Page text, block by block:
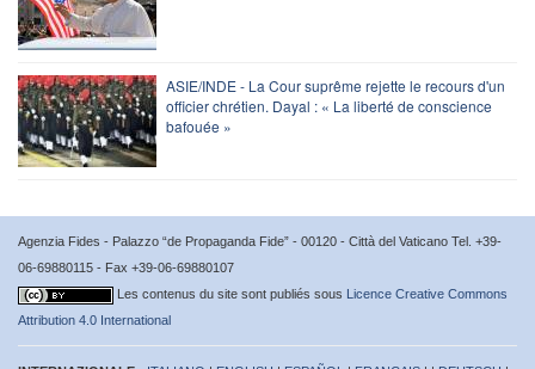
ASIE/INDE - La Cour suprême rejette le recours d'un
officier chrétien. Dayal : « La liberté de conscience
bafouée »
Agenzia Fides - Palazzo “de Propaganda Fide” - 00120 - Città del Vaticano Tel. +39-
06-69880115 - Fax +39-06-69880107
Les contenus du site sont publiés sous Licence Creative Commons
Attribution 4.0 International